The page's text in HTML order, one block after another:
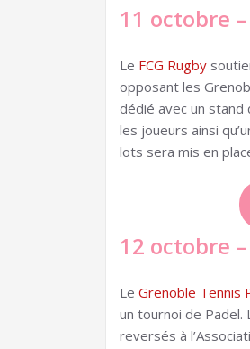
11 octobre
Le FCG Rugby
opposant les
dédié avec un stand
les joueurs ainsi
lots sera mis en
12 octobre
Le Grenoble Tennis
un tournoi de
reversés à